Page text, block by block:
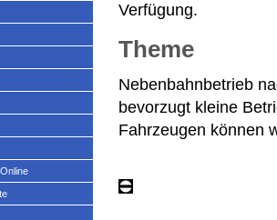
Verfügung.
Theme
Nebenbahnbetrieb
bevorzugt kleine
Fahrzeugen können